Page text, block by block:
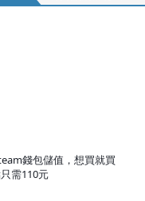
錢包儲值，想買就買
需110元